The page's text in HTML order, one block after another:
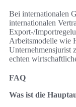
Bei internationalen
internationalen
Export-/
Arbeitsmodelle wie
Unternehmensjurist
echten
FAQ
Was ist die